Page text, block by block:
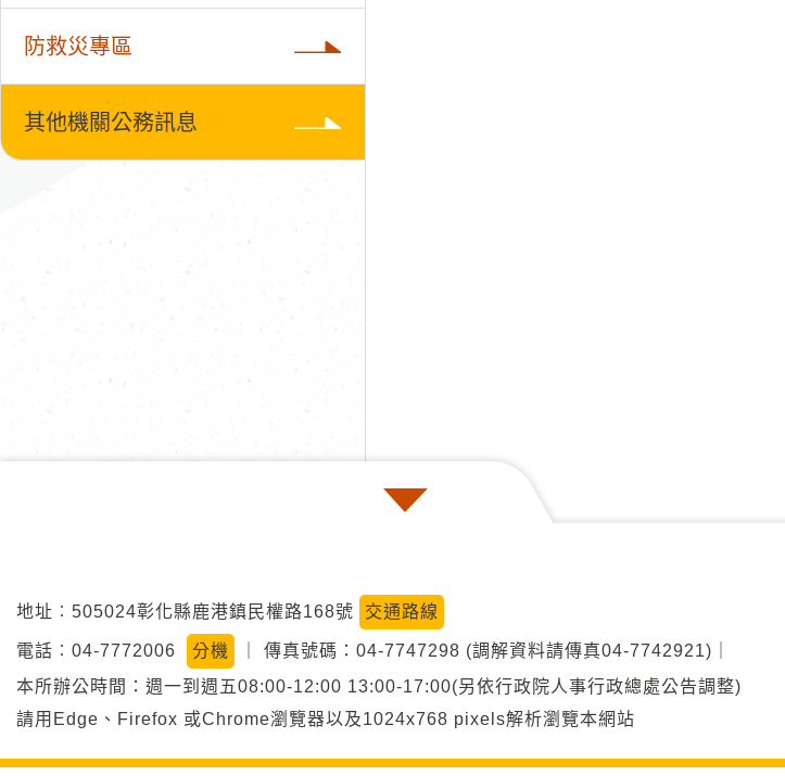
防救災專區
其他機關公務訊息
地址︰505024彰化縣鹿港鎮民權路168號 交通路線
電話︰04-7772006 分機 傳真號碼：04-7747298 (調解資料請傳真04-7742921)
本所辦公時間：週一到週五08:00-12:00 13:00-17:00(另依行政院人事行政總處公告調整)
請用Edge、Firefox 或Chrome瀏覽器以及1024x768 pixels解析瀏覽本網站